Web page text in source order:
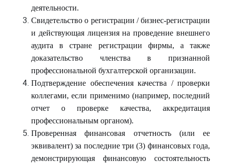
деятельности.
Свидетельство о регистрации / бизнес-регистрации
и действующая лицензия на проведение внешнего
аудита в стране регистрации фирмы, а также
доказательство членства в признанной
профессиональной бухгалтерской организации.
Подтверждение обеспечения качества / проверки
коллегами, если применимо (например, последний
отчет о проверке качества, аккредитация
профессиональным органом).
Проверенная финансовая отчетность (или ее
эквивалент) за последние три (3) финансовых года,
демонстрирующая финансовую состоятельность